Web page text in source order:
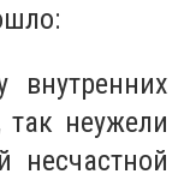
неужели
несчастной